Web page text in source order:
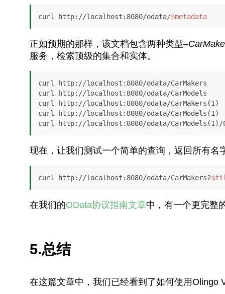
curl http://localhost:8080/odata/$metadata
正如预期的那样，该文档包含两种类型–
服务，检索顶级的集合和实体。
curl http://localhost:8080/odata/CarMakers
curl http://localhost:8080/odata/CarModels
curl http://localhost:8080/odata/CarMakers(1)
curl http://localhost:8080/odata/CarModels(1)
现在，让我们测试一个简单的查询，返回所有名
curl http://localhost:8080/odata/CarMakers?
在我们的OData协议指南文章中，有一个更完整
5.总结
在这篇文章中，我们已经看到了如何使用Olingo